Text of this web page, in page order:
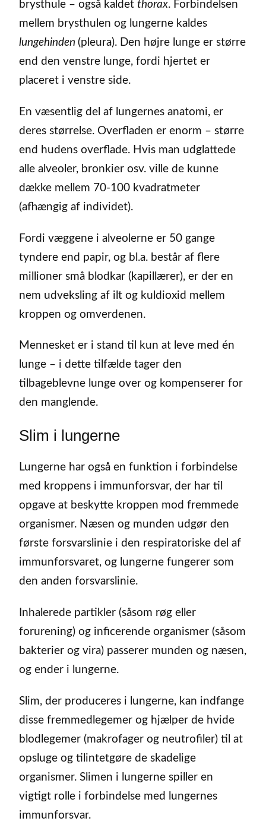
brysthule – også kaldet thorax. Forbindelsen
mellem brysthulen og lungerne kaldes
lungehinden (pleura). Den højre lunge er større
end den venstre lunge, fordi hjertet er
placeret i venstre side.
En væsentlig del af lungernes anatomi, er
deres størrelse. Overfladen er enorm – større
end hudens overflade. Hvis man udglattede
alle alveoler, bronkier osv. ville de kunne
dække mellem 70-100 kvadratmeter
(afhængig af individet).
Fordi væggene i alveolerne er 50 gange
tyndere end papir, og bl.a. består af flere
millioner små blodkar (kapillærer), er der en
nem udveksling af ilt og kuldioxid mellem
kroppen og omverdenen.
Mennesket er i stand til kun at leve med én
lunge – i dette tilfælde tager den
tilbageblevne lunge over og kompenserer for
den manglende.
Slim i lungerne
Lungerne har også en funktion i forbindelse
med kroppens i immunforsvar, der har til
opgave at beskytte kroppen mod fremmede
organismer. Næsen og munden udgør den
første forsvarslinie i den respiratoriske del af
immunforsvaret, og lungerne fungerer som
den anden forsvarslinie.
Inhalerede partikler (såsom røg eller
forurening) og inficerende organismer (såsom
bakterier og vira) passerer munden og næsen,
og ender i lungerne.
Slim, der produceres i lungerne, kan indfange
disse fremmedlegemer og hjælper de hvide
blodlegemer (makrofager og neutrofiler) til at
opsluge og tilintetgøre de skadelige
organismer. Slimen i lungerne spiller en
vigtigt rolle i forbindelse med lungernes
immunforsvar.